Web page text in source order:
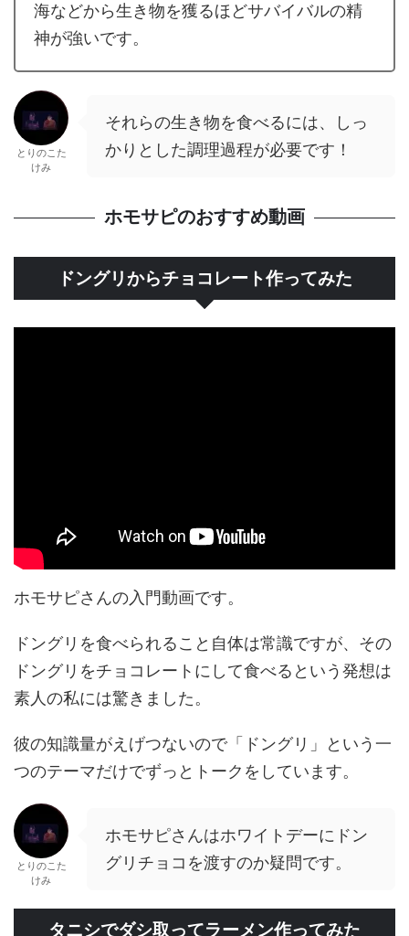
海などから生き物を獲るほどサバイバルの精
神が強いです。
とりのこた
けみ
それらの生き物を食べるには、しっ
かりとした調理過程が必要です！
ホモサピのおすすめ動画
ドングリからチョコレート作ってみた
ホモサピさんの入門動画です。
ドングリを食べられること自体は常識ですが、その
ドングリをチョコレートにして食べるという発想は
素人の私には驚きました。
彼の知識量がえげつないので「ドングリ」という一
つのテーマだけでずっとトークをしています。
とりのこた
けみ
ホモサピさんはホワイトデーにドン
グリチョコを渡すのか疑問です。
タニシでダシ取ってラーメン作ってみた